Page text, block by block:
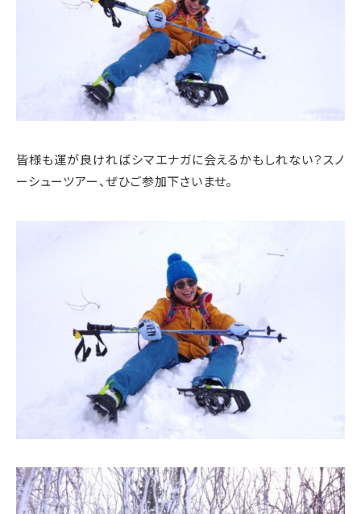
皆様も運が良ければシマエナガに会えるかもしれない？スノ
ーシューツアー、ぜひご参加下さいませ。